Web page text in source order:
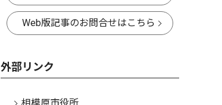
Web版記事のお問合せはこちら
外部リンク